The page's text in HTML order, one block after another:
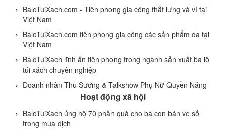
BaloTuiXach.com - Tiên phong gia công thắt lưng và ví tại
Việt Nam
BaloTuiXach.com tiên phong gia công các sản phẩm da tại
Việt Nam
BaloTuiXach lĩnh ấn tiên phong trong ngành sản xuất ba lô
túi xách chuyên nghiệp
Doanh nhân Thu Sương & Talkshow Phụ Nữ Quyền Năng
Hoạt động xã hội
BaloTuiXach ủng hộ 70 phần quà cho bà con bán vé số
trong mùa dịch